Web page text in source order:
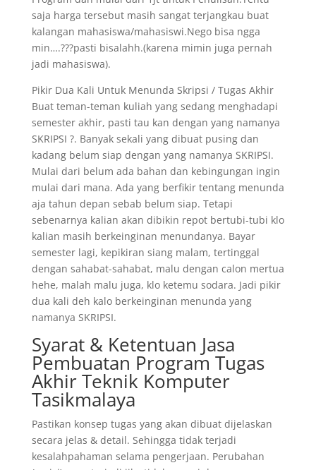
saja harga tersebut masih sangat terjangkau buat
kalangan mahasiswa/mahasiswi.Nego bisa ngga
min….???pasti bisalahh.(karena mimin juga pernah
jadi mahasiswa).
Pikir Dua Kali Untuk Menunda Skripsi / Tugas Akhir
Buat teman-teman kuliah yang sedang menghadapi
semester akhir, pasti tau kan dengan yang namanya
SKRIPSI ?. Banyak sekali yang dibuat pusing dan
kadang belum siap dengan yang namanya SKRIPSI.
Mulai dari belum ada bahan dan kebingungan ingin
mulai dari mana. Ada yang berfikir tentang menunda
aja tahun depan sebab belum siap. Tetapi
sebenarnya kalian akan dibikin repot bertubi-tubi klo
kalian masih berkeinginan menundanya. Bayar
semester lagi, kepikiran siang malam, tertinggal
dengan sahabat-sahabat, malu dengan calon mertua
hehe, malah malu juga, klo ketemu sodara. Jadi pikir
dua kali deh kalo berkeinginan menunda yang
namanya SKRIPSI.
Syarat & Ketentuan Jasa
Pembuatan Program Tugas
Akhir Teknik Komputer
Tasikmalaya
Pastikan konsep tugas yang akan dibuat dijelaskan
secara jelas & detail. Sehingga tidak terjadi
kesalahpahaman selama pengerjaan. Perubahan